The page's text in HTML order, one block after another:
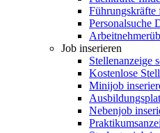
Führungskräfte
Personalsuche
Job inserieren
Stellenanzeige
Kostenlose
Minijob
Nebenjob